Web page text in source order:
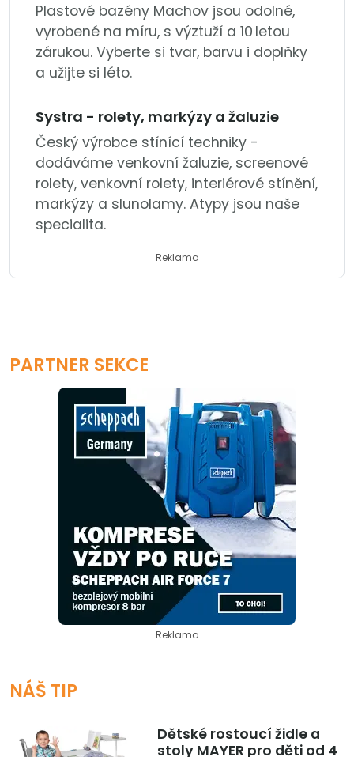
Plastové bazény Machov jsou odolné,
vyrobené na míru, s výztuží a 10 letou
zárukou. Vyberte si tvar, barvu i doplňky
a užijte si léto.
Systra - rolety, markýzy a žaluzie
Český výrobce stínící techniky -
dodáváme venkovní žaluzie, screenové
rolety, venkovní rolety, interiérové stínění,
markýzy a slunolamy. Atypy jsou naše
specialita.
Reklama
PARTNER SEKCE
Reklama
NÁŠ TIP
Dětské rostoucí židle a
stoly MAYER pro děti od 4